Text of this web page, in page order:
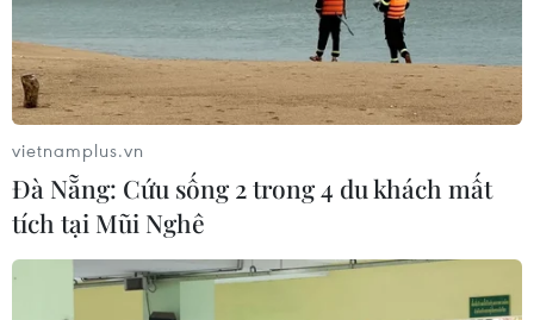
vietnamplus.vn
Đà Nẵng: Cứu sống 2 trong 4 du khách mất
tích tại Mũi Nghê